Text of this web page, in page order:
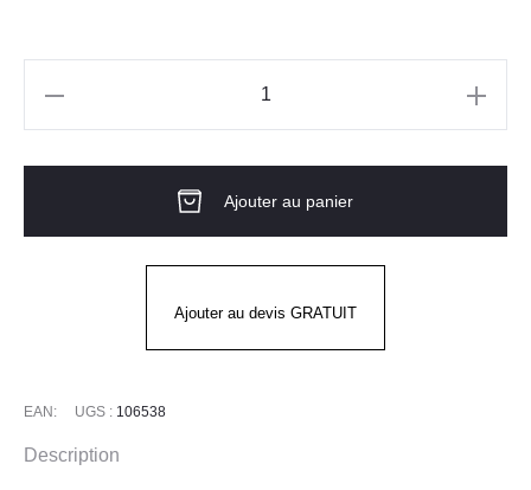
Short-
Ajouter au panier
Ajouter au devis GRATUIT
EAN: UGS : 106538
Description